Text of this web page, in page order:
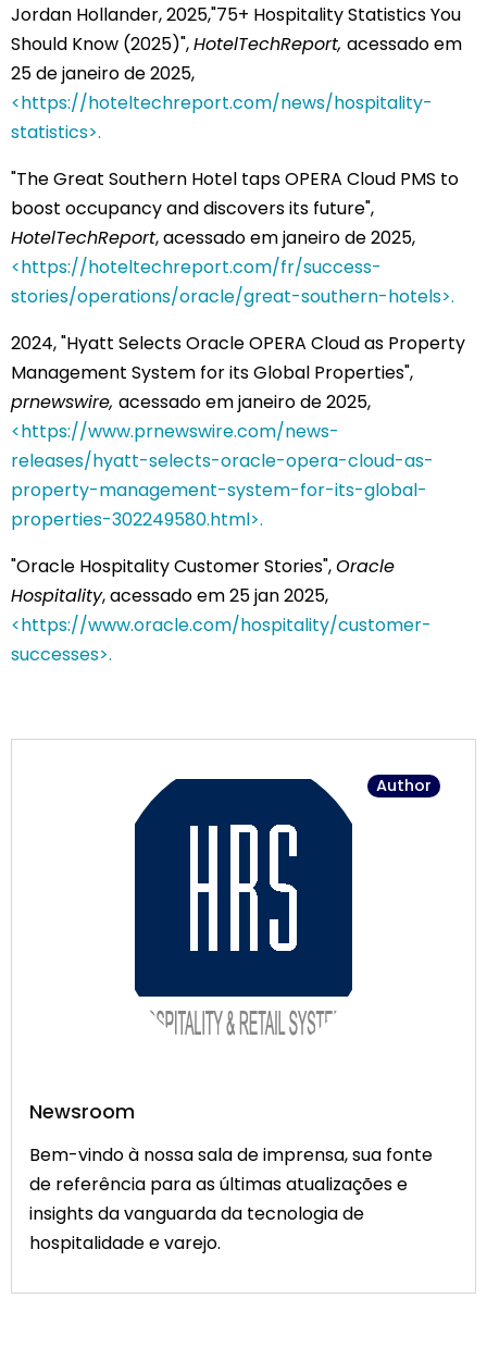
Jordan Hollander, 2025,"75+ Hospitality Statistics You
Should Know (2025)",HotelTechReport, acessado em
25 de janeiro de 2025,
<https://hoteltechreport.com/news/hospitality-
statistics>.
"The Great Southern Hotel taps OPERA Cloud PMS to
boost occupancy and discovers its future",
HotelTechReport, acessado em janeiro de 2025,
<https://hoteltechreport.com/fr/success-
stories/operations/oracle/great-southern-hotels>.
2024, "Hyatt Selects Oracle OPERA Cloud as Property
Management System for its Global Properties",
prnewswire, acessado em janeiro de 2025,
<https://www.prnewswire.com/news-
releases/hyatt-selects-oracle-opera-cloud-as-
property-management-system-for-its-global-
properties-302249580.html>.
"Oracle Hospitality Customer Stories",Oracle
Hospitality, acessado em 25 jan 2025,
<https://www.oracle.com/hospitality/customer-
successes>.
Newsroom
Bem-vindo à nossa sala de imprensa, sua fonte
de referência para as últimas atualizações e
insights da vanguarda da tecnologia de
hospitalidade e varejo.
Author